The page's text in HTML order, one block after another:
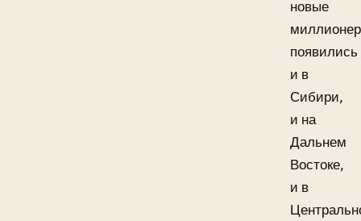
новые
появились
и в
Сибири,
и на
Дальнем
Востоке,
и в